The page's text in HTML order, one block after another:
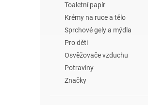
Toaletní papír
Krémy na ruce a tělo
Sprchové gely a mýdla
Pro děti
Osvěžovače vzduchu
Potraviny
Značky